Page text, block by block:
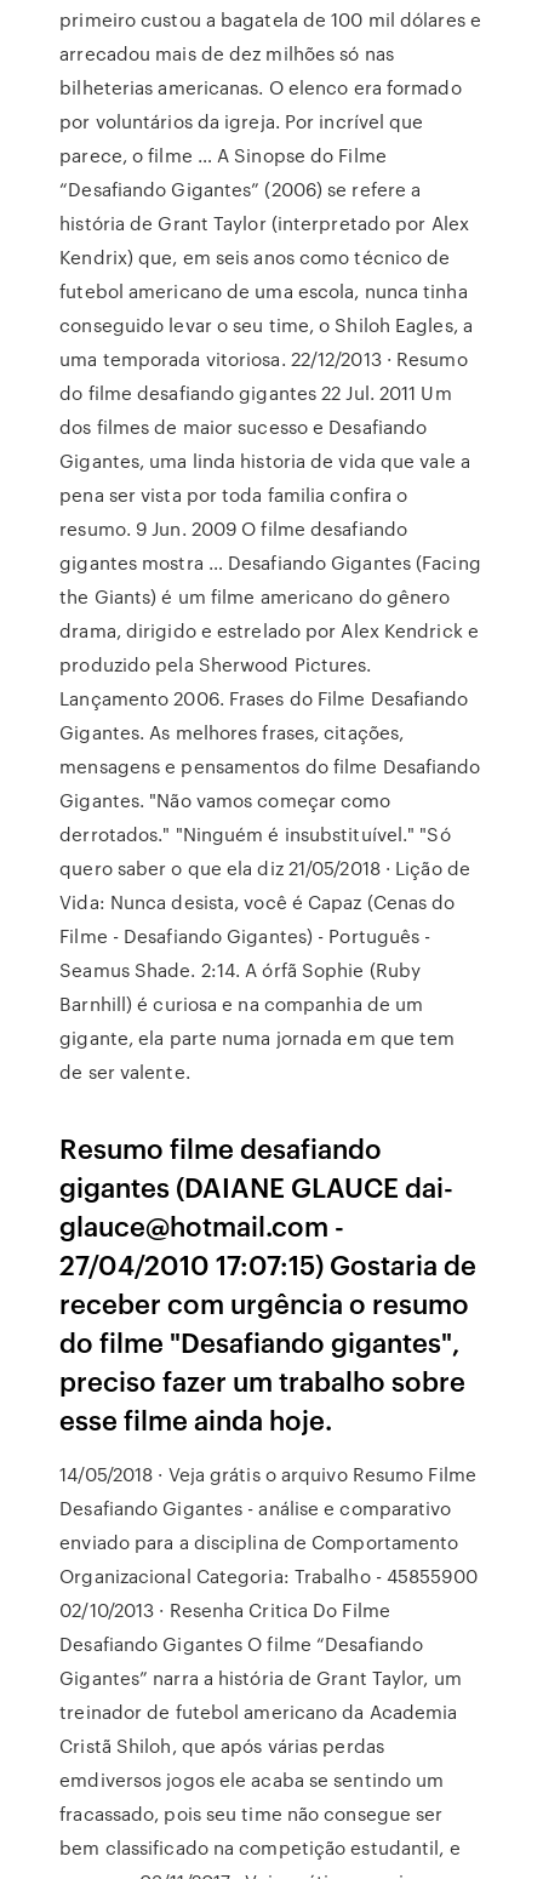
primeiro custou a bagatela de 100 mil dólares e
arrecadou mais de dez milhões só nas
bilheterias americanas. O elenco era formado
por voluntários da igreja. Por incrível que
parece, o filme … A Sinopse do Filme
“Desafiando Gigantes” (2006) se refere a
história de Grant Taylor (interpretado por Alex
Kendrix) que, em seis anos como técnico de
futebol americano de uma escola, nunca tinha
conseguido levar o seu time, o Shiloh Eagles, a
uma temporada vitoriosa. 22/12/2013 · Resumo
do filme desafiando gigantes 22 Jul. 2011 Um
dos filmes de maior sucesso e Desafiando
Gigantes, uma linda historia de vida que vale a
pena ser vista por toda familia confira o
resumo. 9 Jun. 2009 O filme desafiando
gigantes mostra … Desafiando Gigantes (Facing
the Giants) é um filme americano do gênero
drama, dirigido e estrelado por Alex Kendrick e
produzido pela Sherwood Pictures.
Lançamento 2006. Frases do Filme Desafiando
Gigantes. As melhores frases, citações,
mensagens e pensamentos do filme Desafiando
Gigantes. "Não vamos começar como
derrotados." "Ninguém é insubstituível." "Só
quero saber o que ela diz 21/05/2018 · Lição de
Vida: Nunca desista, você é Capaz (Cenas do
Filme - Desafiando Gigantes) - Português -
Seamus Shade. 2:14. A órfã Sophie (Ruby
Barnhill) é curiosa e na companhia de um
gigante, ela parte numa jornada em que tem
de ser valente.
Resumo filme desafiando
gigantes (DAIANE GLAUCE dai-
glauce@hotmail.com -
27/04/2010 17:07:15) Gostaria de
receber com urgência o resumo
do filme "Desafiando gigantes",
preciso fazer um trabalho sobre
esse filme ainda hoje.
14/05/2018 · Veja grátis o arquivo Resumo Filme
Desafiando Gigantes - análise e comparativo
enviado para a disciplina de Comportamento
Organizacional Categoria: Trabalho - 45855900
02/10/2013 · Resenha Critica Do Filme
Desafiando Gigantes O filme “Desafiando
Gigantes” narra a história de Grant Taylor, um
treinador de futebol americano da Academia
Cristã Shiloh, que após várias perdas
emdiversos jogos ele acaba se sentindo um
fracassado, pois seu time não consegue ser
bem classificado na competição estudantil, e